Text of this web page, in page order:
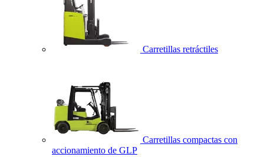
Carretillas retráctiles
Carretillas compactas con
accionamiento de GLP